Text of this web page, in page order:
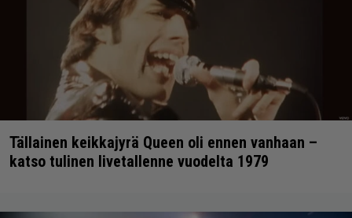
Tällainen keikkajyrä Queen oli ennen vanhaan –
katso tulinen livetallenne vuodelta 1979